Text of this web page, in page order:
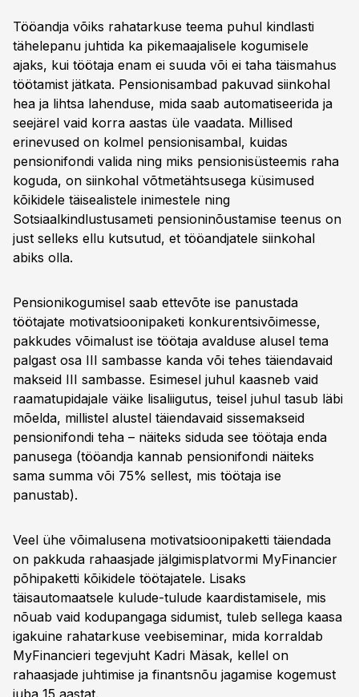
Tööandja võiks rahatarkuse teema puhul kindlasti
tähelepanu juhtida ka pikemaajalisele kogumisele
ajaks, kui töötaja enam ei suuda või ei taha täismahus
töötamist jätkata. Pensionisambad pakuvad siinkohal
hea ja lihtsa lahenduse, mida saab automatiseerida ja
seejärel vaid korra aastas üle vaadata. Millised
erinevused on kolmel pensionisambal, kuidas
pensionifondi valida ning miks pensionisüsteemis raha
koguda, on siinkohal võtmetähtsusega küsimused
kõikidele täisealistele inimestele ning
Sotsiaalkindlustusameti pensioninõustamise teenus on
just selleks ellu kutsutud, et tööandjatele siinkohal
abiks olla.
Pensionikogumisel saab ettevõte ise panustada
töötajate motivatsioonipaketi konkurentsivõimesse,
pakkudes võimalust ise töötaja avalduse alusel tema
palgast osa III sambasse kanda või tehes täiendavaid
makseid III sambasse. Esimesel juhul kaasneb vaid
raamatupidajale väike lisaliigutus, teisel juhul tasub läbi
mõelda, millistel alustel täiendavaid sissemakseid
pensionifondi teha – näiteks siduda see töötaja enda
panusega (tööandja kannab pensionifondi näiteks
sama summa või 75% sellest, mis töötaja ise
panustab).
Veel ühe võimalusena motivatsioonipaketti täiendada
on pakkuda rahaasjade jälgimisplatvormi MyFinancier
põhipaketti kõikidele töötajatele. Lisaks
täisautomaatsele kulude-tulude kaardistamisele, mis
nõuab vaid kodupangaga sidumist, tuleb sellega kaasa
igakuine rahatarkuse veebiseminar, mida korraldab
MyFinancieri tegevjuht Kadri Mäsak, kellel on
rahaasjade juhtimise ja finantsnõu jagamise kogemust
juba 15 aastat.